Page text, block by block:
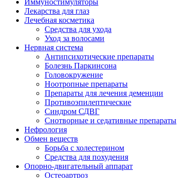
Иммуностимуляторы
Лекарства для глаз
Лечебная косметика
Средства для ухода
Уход за волосами
Нервная система
Антипсихотические препараты
Болезнь Паркинсона
Головокружение
Ноотропные препараты
Препараты для лечения деменции
Противоэпилептические
Синдром СДВГ
Снотворные и седативные препараты
Нефрология
Обмен веществ
Борьба с холестерином
Средства для похудения
Опорно-двигательный аппарат
Остеоартроз